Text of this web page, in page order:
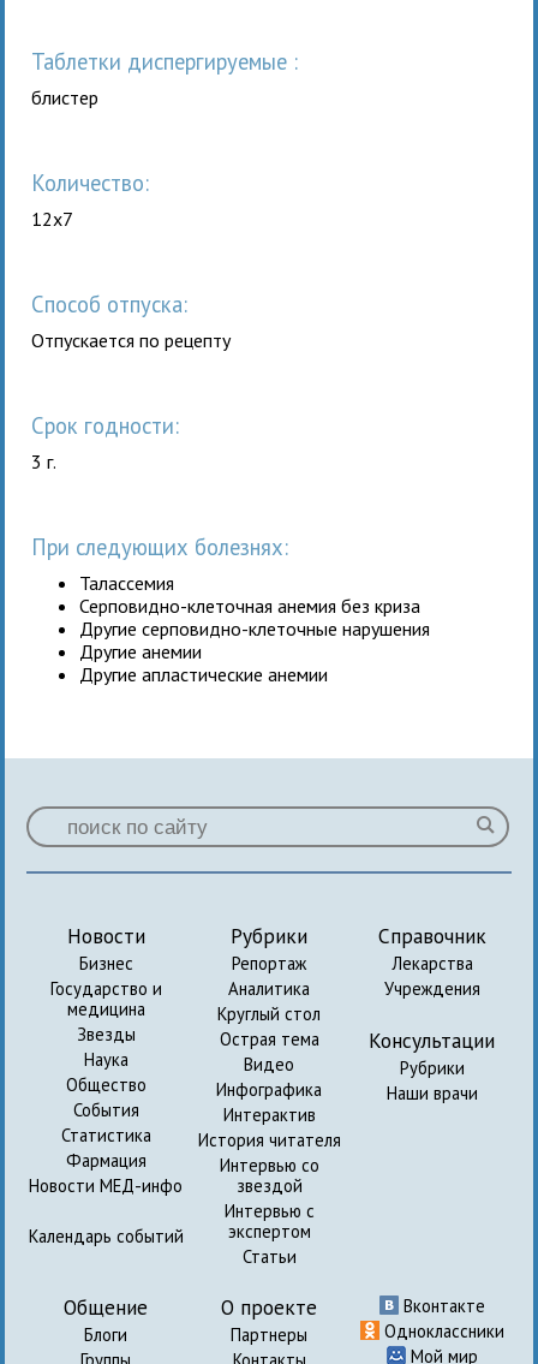
таблетки диспергируемые :
блистер
Количество:
12x7
Способ отпуска:
Отпускается по рецепту
Срок годности:
3 г.
При следующих болезнях:
Талассемия
Серповидно-клеточная анемия без криза
Другие серповидно-клеточные нарушения
Другие анемии
Другие апластические анемии
Новости
Бизнес
Государство и
медицина
Звезды
Наука
Общество
События
Статистика
Фармация
Новости МЕД-инфо
Календарь событий
Рубрики
Репортаж
Аналитика
Круглый стол
Острая тема
Видео
Инфографика
Интерактив
История читателя
Интервью со
звездой
Интервью с
экспертом
Статьи
Справочник
Лекарства
Учреждения
Консультации
Рубрики
Наши врачи
Общение
Блоги
Группы
О проекте
Партнеры
Контакты
Вконтакте
Одноклассники
Мой мир